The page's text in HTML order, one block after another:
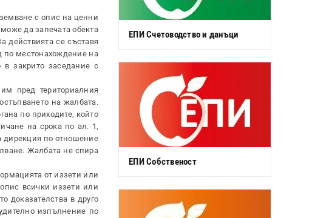
с опис на ценни
да запечата обекта
действията се съставя
по местонахождение на
в закрито заседание с
пред териториалния
на жалбата.
по приходите, който
на срока по ал. 1,
дирекция по отношение
Жалбата не спира
от иззети или
всички иззети или
доказателства в друго
изпълнение по
ЕПИ Счетоводство и данъци
ЕПИ Собственост